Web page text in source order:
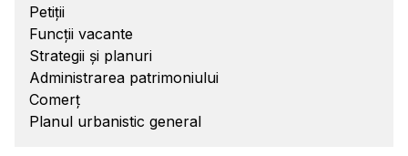
Petiții
Funcții vacante
Strategii și planuri
Administrarea patrimoniului
Comerț
Planul urbanistic general